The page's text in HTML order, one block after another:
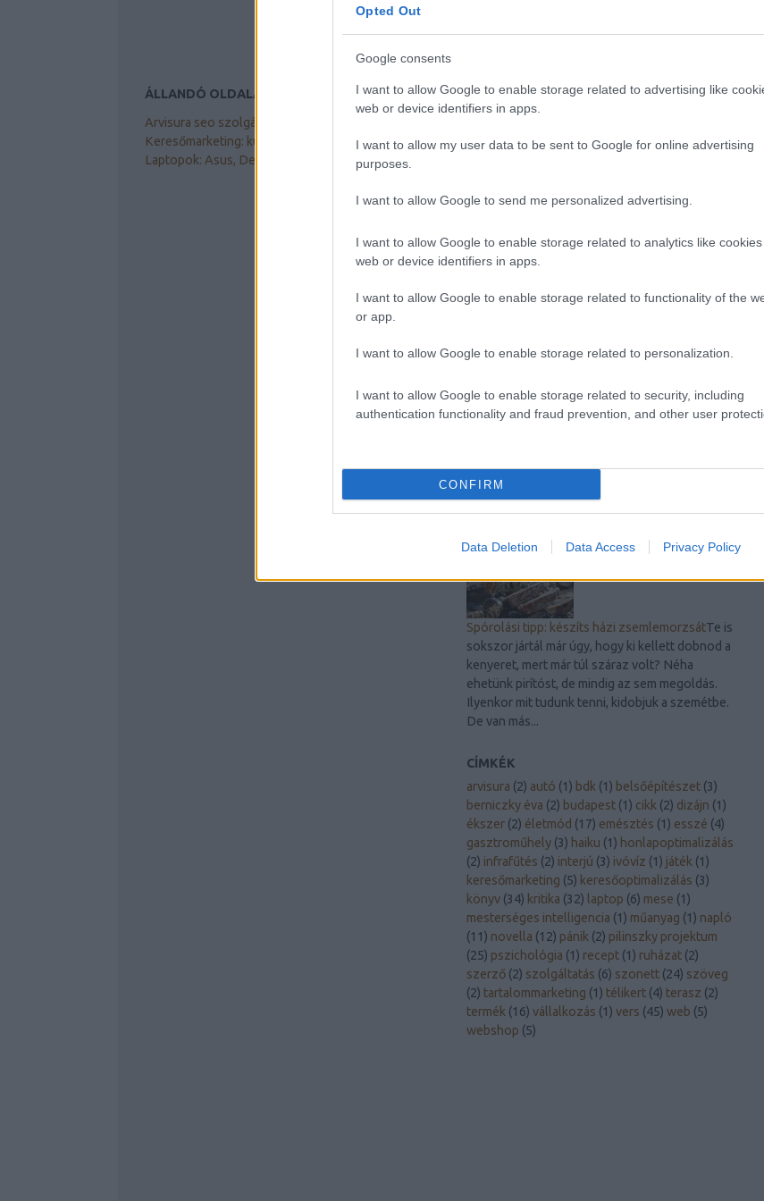
Opted Out
Google consents
I want to allow Google to enable storage related to advertising like
web or device identifiers in apps.
I want to allow my user data to be sent to Google for online advertising
purposes.
I want to allow Google to send me personalized advertising.
I want to allow Google to enable storage related to analytics like cookies
web or device identifiers in apps.
I want to allow Google to enable storage related to functionality of the
or app.
I want to allow Google to enable storage related to personalization.
I want to allow Google to enable storage related to security, including
authentication functionality and fraud prevention, and other user
CONFIRM
Data Deletion Data Access Privacy Policy
ÁLLANDÓ OLDALAK
Arvisura seo szolgáltatás, tanácsadás
Keresőmarketing: kútvíz fertőtlenítés
Laptopok: Asus, Dell akku töltő
mindig megunhatatlanok, nagyon sokan
számít. Egy idő után azonban unalmassá tud
válni, ezért érdemes lehet valahogy feldobni,
A legjobb laptop videókártyák
Mi a szerepük
modern számítógépek teljesítményében. Ezek
a komponensek...
Spórolási tipp: készíts házi zsemlemorzsátTe is
sokszor jártál már úgy, hogy ki kellett dobnod a
kenyeret, mert már túl száraz volt? Néha
ehetünk pirítóst, de mindig az sem megoldás.
Ilyenkor mit tudunk tenni, kidobjuk a szemétbe.
De van más...
CÍMKÉK
arvisura (2) autó (1) bdk (1) belsőépítészet (3)
berniczky éva (2) budapest (1) cikk (2) dizájn (1)
ékszer (2) életmód (17) emésztés (1) esszé (4)
gasztroműhely (3) haiku (1) honlapoptimalizálás
(2) infrafűtés (2) interjú (3) ivóvíz (1) játék (1)
keresőmarketing (5) keresőoptimalizálás (3)
könyv (34) kritika (32) laptop (6) mese (1)
mesterséges intelligencia (1) műanyag (1) napló
(11) novella (12) pánik (2) pilinszky projektum
(25) pszichológia (1) recept (1) ruházat (2)
szerző (2) szolgáltatás (6) szonett (24) szöveg
(2) tartalommarketing (1) télikert (4) terasz (2)
termék (16) vállalkozás (1) vers (45) web (5)
webshop (5)